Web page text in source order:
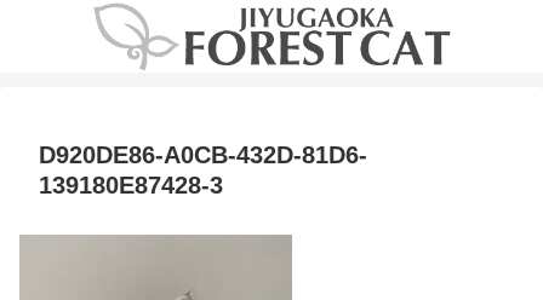
D920DE86-A0CB-432D-81D6-
139180E87428-3